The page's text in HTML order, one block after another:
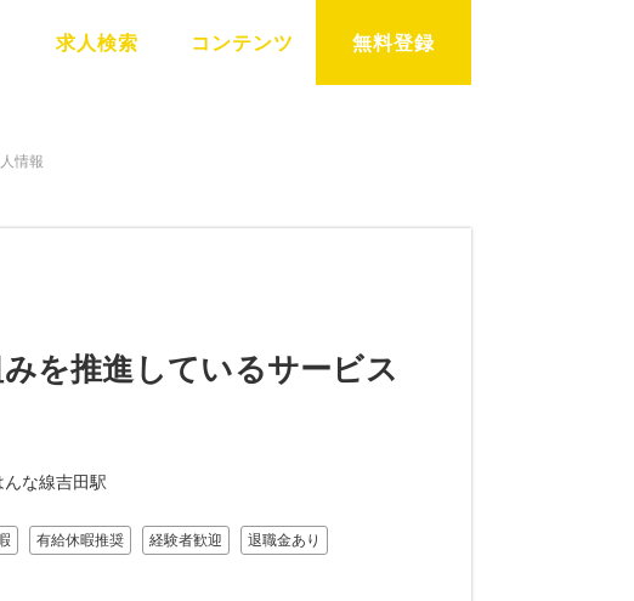
求人検索 コンテンツ 無料登録
情報
を推進しているサービス
な線吉田駅
有給休暇推奨 経験者歓迎 退職金あり